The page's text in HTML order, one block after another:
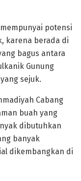
potensi
karena berada di
bagus antara
Gunung
sejuk.
Cabang
buah yang
dibutuhkan
banyak
dikembangkan di